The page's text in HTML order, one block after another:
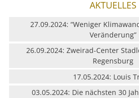
AKTUELLES
27.09.2024: “Weniger
Veränderung”
26.09.2024: Zweirad-Center
Regensburg
17.05.2024: Louis
03.05.2024: Die nächsten 30